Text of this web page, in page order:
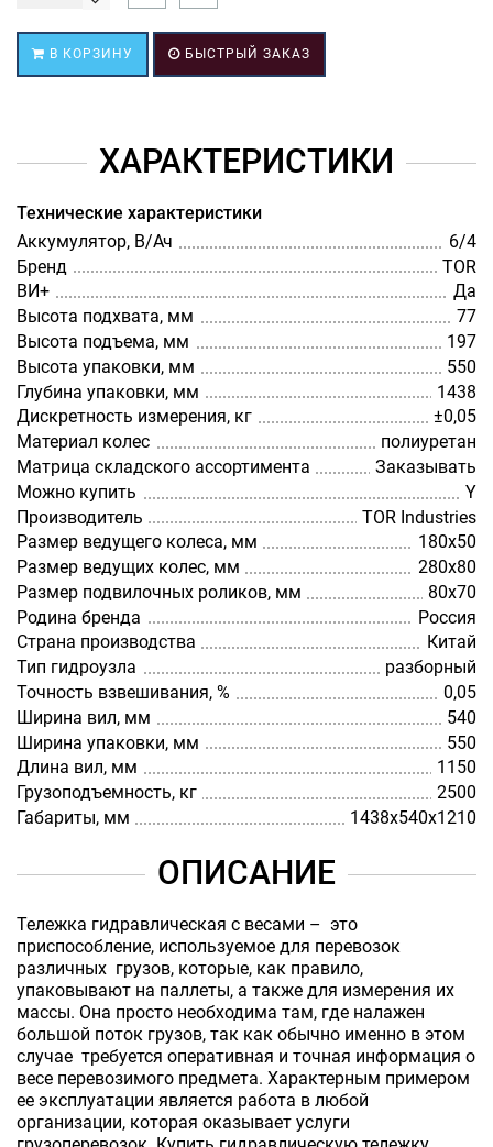
В КОРЗИНУ БЫСТРЫЙ ЗАКАЗ
ХАРАКТЕРИСТИКИ
Технические характеристики
Аккумулятор, В/Ач
6/4
Бренд
TOR
ВИ+
Да
Высота подхвата, мм
77
Высота подъема, мм
197
Высота упаковки, мм
550
Глубина упаковки, мм
1438
Дискретность измерения, кг
±0,05
Материал колес
полиуретан
Матрица складского ассортимента
Заказывать
Можно купить
Y
Производитель
TOR Industries
Размер ведущего колеса, мм
180х50
Размер ведущих колес, мм
280х80
Размер подвилочных роликов, мм
80х70
Родина бренда
Россия
Страна производства
Китай
Тип гидроузла
разборный
Точность взвешивания, %
0,05
Ширина вил, мм
540
Ширина упаковки, мм
550
Длина вил, мм
1150
Грузоподъемность, кг
2500
Габариты, мм
1438х540х1210
ОПИСАНИЕ
Тележка гидравлическая с весами – это
приспособление, используемое для перевозок
различных грузов, которые, как правило,
упаковывают на паллеты, а также для измерения их
массы. Она просто необходима там, где налажен
большой поток грузов, так как обычно именно в этом
случае требуется оперативная и точная информация о
весе перевозимого предмета. Характерным примером
ее эксплуатации является работа в любой
организации, которая оказывает услуги